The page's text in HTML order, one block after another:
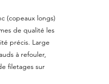
(copeaux longs)
de qualité les
précis. Large
à refouler,
filetages sur